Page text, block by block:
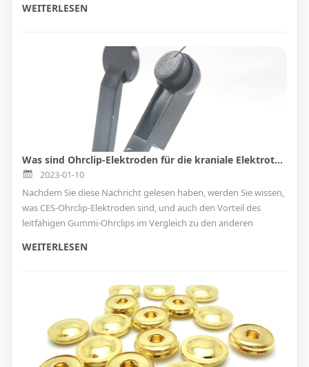
praktisch zu installieren.
WEITERLESEN
Was sind Ohrclip-Elektroden für die kraniale Elektrotherapie-Stimulation?
2023-01-10
Nachdem Sie diese Nachricht gelesen haben, werden Sie wissen,
was CES-Ohrclip-Elektroden sind, und auch den Vorteil des
leitfähigen Gummi-Ohrclips im Vergleich zu den anderen
WEITERLESEN